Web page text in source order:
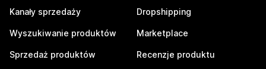
Kanały sprzedaży
Wyszukiwanie produktów
Sprzedaż produktów
Dropshipping
Marketplace
Recenzje produktu